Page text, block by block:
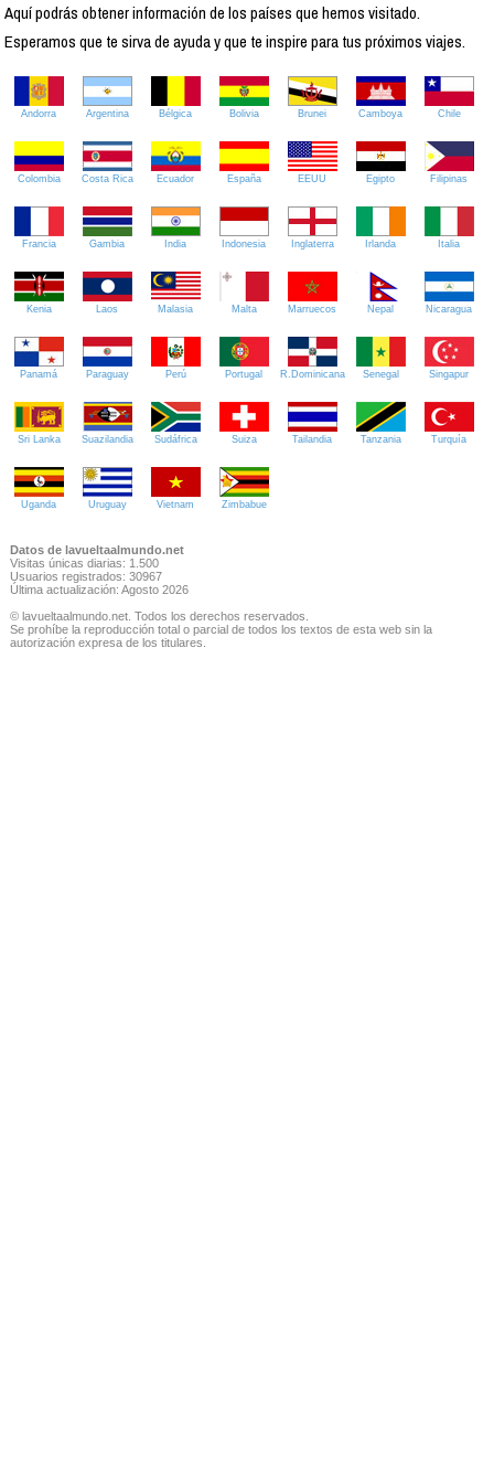
Aquí podrás obtener información de los países que hemos visitado.
Esperamos que te sirva de ayuda y que te inspire para tus próximos viajes.
Andorra Argentina Bélgica Bolivia Brunei Camboya Chile
Colombia Costa Rica Ecuador España EEUU Egipto Filipinas
Francia Gambia India Indonesia Inglaterra Irlanda Italia
Kenia Laos Malasia Malta Marruecos Nepal Nicaragua
Panamá Paraguay Perú Portugal R.Dominicana Senegal Singapur
Sri Lanka Suazilandia Sudáfrica Suiza Tailandia Tanzania Turquía
Uganda Uruguay Vietnam Zimbabue
Datos de lavueltaalmundo.net
Visitas únicas diarias: 1.500
Usuarios registrados: 30967
Última actualización: Agosto 2026
© lavueltaalmundo.net. Todos los derechos reservados.
Se prohíbe la reproducción total o parcial de todos los textos de esta web sin la
autorización expresa de los titulares.